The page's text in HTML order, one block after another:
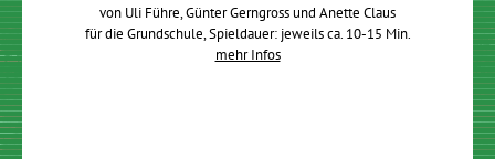
von Uli Führe, Günter Gerngross und Anette Claus
für die Grundschule, Spieldauer: jeweils ca. 10-15 Min.
mehr Infos